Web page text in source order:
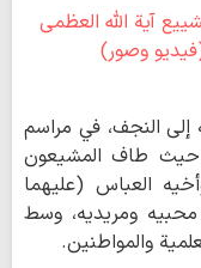
النجف، في مراسم
حيث طاف المشيعون
العباس (عليهما
ومريديه، وسط
والمواطنين.